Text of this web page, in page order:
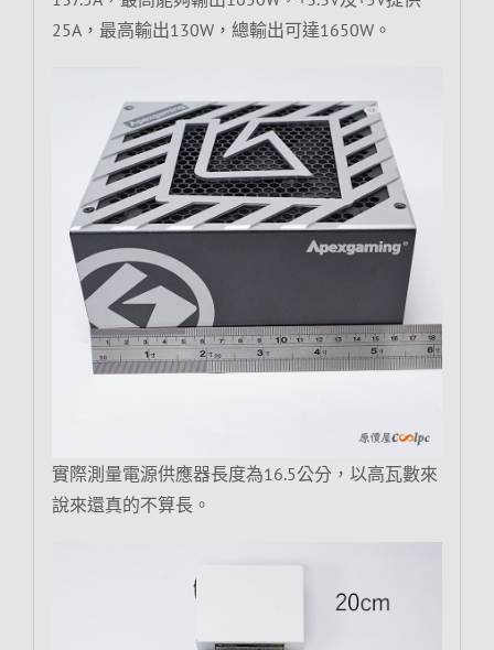
25A，最高輸出130W，總輸出可達1650W。
實際測量電源供應器長度為16.5公分，以高瓦數來
說來還真的不算長。